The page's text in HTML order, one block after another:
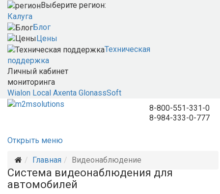
Выберите регион:
Калуга
Блог
Цены
Техническая
поддержка
Личный кабинет
мониторинга
Wialon Local Axenta GlonassSoft
8-800-551-331-0
8-984-333-0-777
Открыть меню
Главная Видеонаблюдение
Система видеонаблюдения для
автомобилей